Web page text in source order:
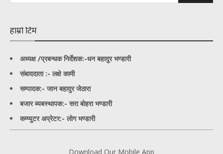
हाम्रो टिम
अध्यक्ष /प्रबन्धक निर्देशक:-धन बहादुर भण्डारी
संबाददाता :- लक्षे कामी
सम्पादक:- जान बहादुर जेठारा
बजार ब्यबस्थापक:- सरा बोहरा भण्डारी
कम्प्युटर अप्रेटर:- लोग भण्डारी
Download Our Mobile App